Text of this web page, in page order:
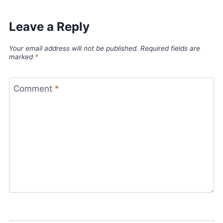
Leave a Reply
Your email address will not be published. Required fields are
marked *
Comment *